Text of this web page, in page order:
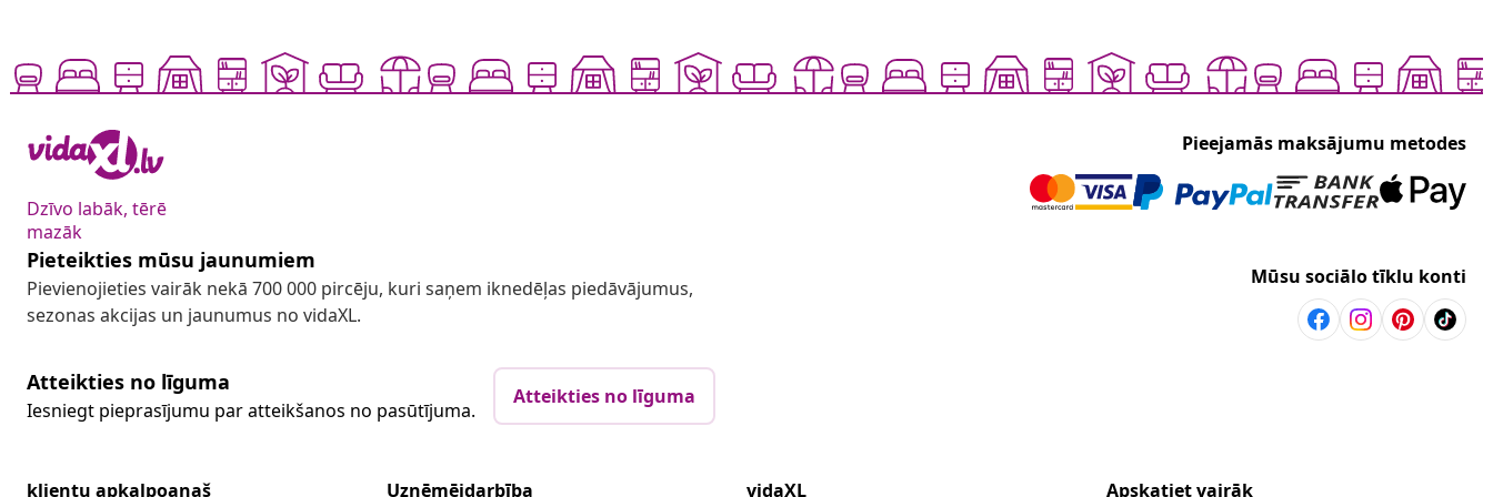
Dzīvo labāk, tērē
mazāk
Pieejamās maksājumu metodes
Pieteikties mūsu jaunumiem
Pievienojieties vairāk nekā 700 000 pircēju, kuri saņem iknedēļas piedāvājumus,
sezonas akcijas un jaunumus no vidaXL.
Mūsu sociālo tīklu konti
Atteikties no līguma
Iesniegt pieprasījumu par atteikšanos no pasūtījuma.
Atteikties no līguma
klientu apkalpoanaš Uzņēmējdarbība vidaXL Apskatiet vairāk